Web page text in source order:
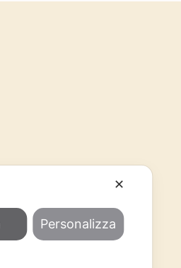
✕
Personalizza